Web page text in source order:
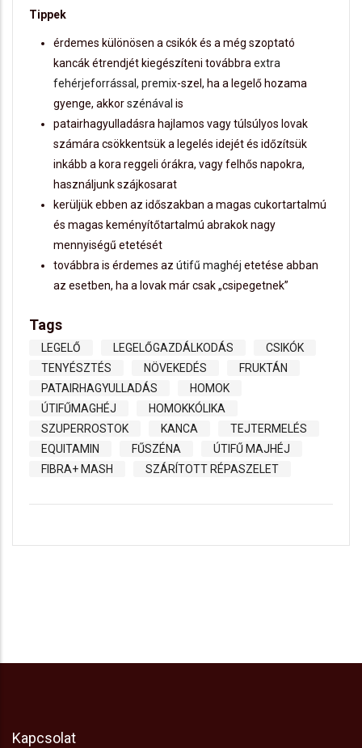
Tippek
érdemes különösen a csikók és a még szoptató
kancák étrendjét kiegészíteni továbbra extra
fehérjeforrással, premix-szel, ha a legelő hozama
gyenge, akkorszénával is
patairhagyulladásra hajlamos vagy túlsúlyos lovak
számára csökkentsük a legelés idejét és időzítsük
inkább a kora reggeli órákra, vagy felhős napokra,
használjunk szájkosarat
kerüljük ebben az időszakban a magas cukortartalmú
és magas keményítőtartalmú abrakok nagy
mennyiségű etetését
továbbra is érdemes az útifű maghéj etetése abban
az esetben, ha a lovak már csak „csipegetnek”
Tags
LEGELŐ LEGELŐGAZDÁLKODÁS
CSIKÓK
TENYÉSZTÉS
NÖVEKEDÉS
FRUKTÁN
PATAIRHAGYULLADÁS
HOMOK
ÚTIFŰMAGHÉJ
HOMOKKÓLIKA
SZUPERROSTOK
KANCA
TEJTERMELÉS
EQUITAMIN
FŰSZÉNA
ÚTIFŰ MAJHÉJ
FIBRA+ MASH
SZÁRÍTOTT RÉPASZELET
Kapcsolat